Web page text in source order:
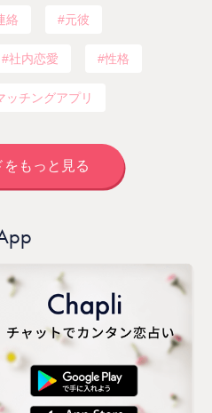
絡 元彼
社内恋愛 性格
ッチングアプリ
をもっと見る